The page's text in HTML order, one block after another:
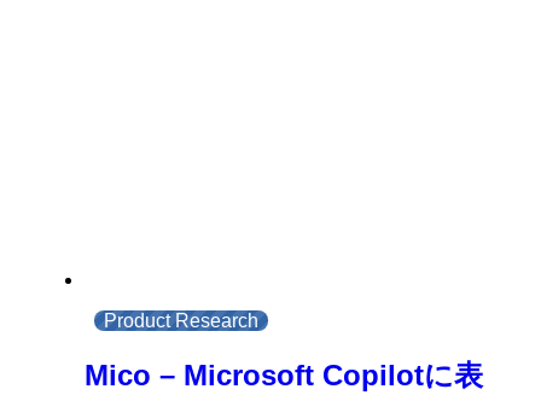
Product Research
Mico – Microsoft Copilotに表